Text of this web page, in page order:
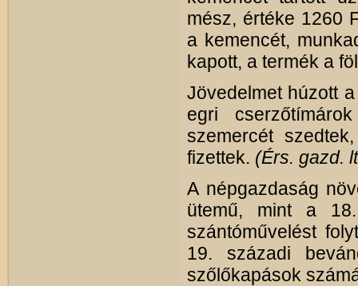
mész, értéke 1260
a kemencét,
kapott, a termék a
Jövedelmet húzott
egri
szemercét
fizettek. (Érs. gazd.
A népgazdaság
ütemű, mint a
szántóművelést
19. századi
szőlőkapások